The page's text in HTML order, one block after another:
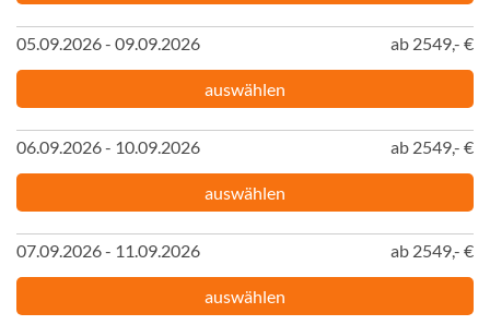
05.09.2026 - 09.09.2026 ab 2549,- €
auswählen
06.09.2026 - 10.09.2026 ab 2549,- €
auswählen
07.09.2026 - 11.09.2026 ab 2549,- €
auswählen